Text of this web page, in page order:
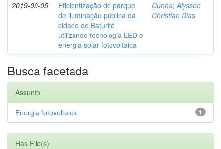
2019-09-05
Eficientização do parque
de iluminação pública da
cidade de Baturité
utilizando tecnologia LED e
energia solar fotovoltaica
Cunha, Alysson
Christian Dias
Busca facetada
Assunto
1
Energia fotovoltaica
Has File(s)